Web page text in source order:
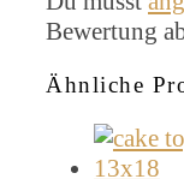
Bewertung
Ähnliche